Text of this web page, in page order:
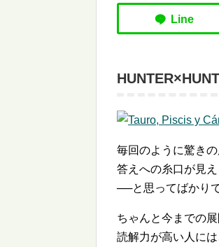
毎回のように驚き
答えへの糸口が見
──と思ってばかりで
ちゃんと今までの
読解力が高い人に